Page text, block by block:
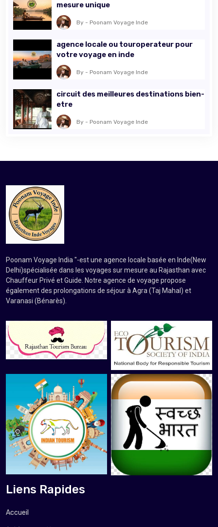
mesure unique
By - Poonam Voyage Inde
agence locale ou touroperateur pour
votre voyage en inde
By - Poonam Voyage Inde
circuit des meilleures destinations bien-
etre
By - Poonam Voyage Inde
Poonam Voyage India "-est une agence locale basée en Inde(New
Delhi)spécialisée dans les voyages sur mesure au Rajasthan avec
Chauffeur Privé et Guide. Notre agence de voyage propose
également des prolongations de séjour à Agra (Taj Mahal) et
Varanasi (Bénarès).
Liens Rapides
Accueil